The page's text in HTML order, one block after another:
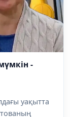
-
уақытта